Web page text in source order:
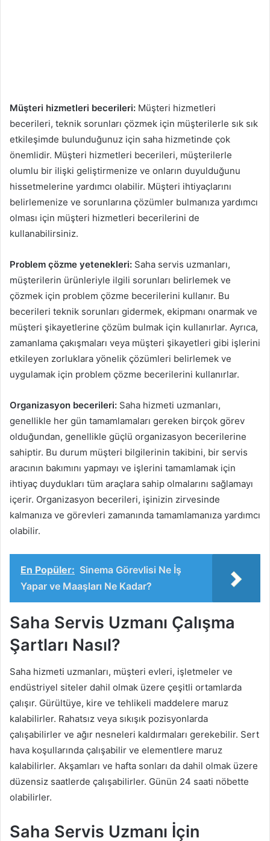
Müşteri hizmetleri becerileri: Müşteri hizmetleri
becerileri, teknik sorunları çözmek için müşterilerle sık sık
etkileşimde bulunduğunuz için saha hizmetinde çok
önemlidir. Müşteri hizmetleri becerileri, müşterilerle
olumlu bir ilişki geliştirmenize ve onların duyulduğunu
hissetmelerine yardımcı olabilir. Müşteri ihtiyaçlarını
belirlemenize ve sorunlarına çözümler bulmanıza yardımcı
olması için müşteri hizmetleri becerilerini de
kullanabilirsiniz.
Problem çözme yetenekleri: Saha servis uzmanları,
müşterilerin ürünleriyle ilgili sorunları belirlemek ve
çözmek için problem çözme becerilerini kullanır. Bu
becerileri teknik sorunları gidermek, ekipmanı onarmak ve
müşteri şikayetlerine çözüm bulmak için kullanırlar. Ayrıca,
zamanlama çakışmaları veya müşteri şikayetleri gibi işlerini
etkileyen zorluklara yönelik çözümleri belirlemek ve
uygulamak için problem çözme becerilerini kullanırlar.
Organizasyon becerileri: Saha hizmeti uzmanları,
genellikle her gün tamamlamaları gereken birçok görev
olduğundan, genellikle güçlü organizasyon becerilerine
sahiptir. Bu durum müşteri bilgilerinin takibini, bir servis
aracının bakımını yapmayı ve işlerini tamamlamak için
ihtiyaç duydukları tüm araçlara sahip olmalarını sağlamayı
içerir. Organizasyon becerileri, işinizin zirvesinde
kalmanıza ve görevleri zamanında tamamlamanıza yardımcı
olabilir.
En Popüler: Sinema Görevlisi Ne İş
Yapar ve Maaşları Ne Kadar?
Saha Servis Uzmanı Çalışma
Şartları Nasıl?
Saha hizmeti uzmanları, müşteri evleri, işletmeler ve
endüstriyel siteler dahil olmak üzere çeşitli ortamlarda
çalışır. Gürültüye, kire ve tehlikeli maddelere maruz
kalabilirler. Rahatsız veya sıkışık pozisyonlarda
çalışabilirler ve ağır nesneleri kaldırmaları gerekebilir. Sert
hava koşullarında çalışabilir ve elementlere maruz
kalabilirler. Akşamları ve hafta sonları da dahil olmak üzere
düzensiz saatlerde çalışabilirler. Günün 24 saati nöbette
olabilirler.
Saha Servis Uzmanı İçin